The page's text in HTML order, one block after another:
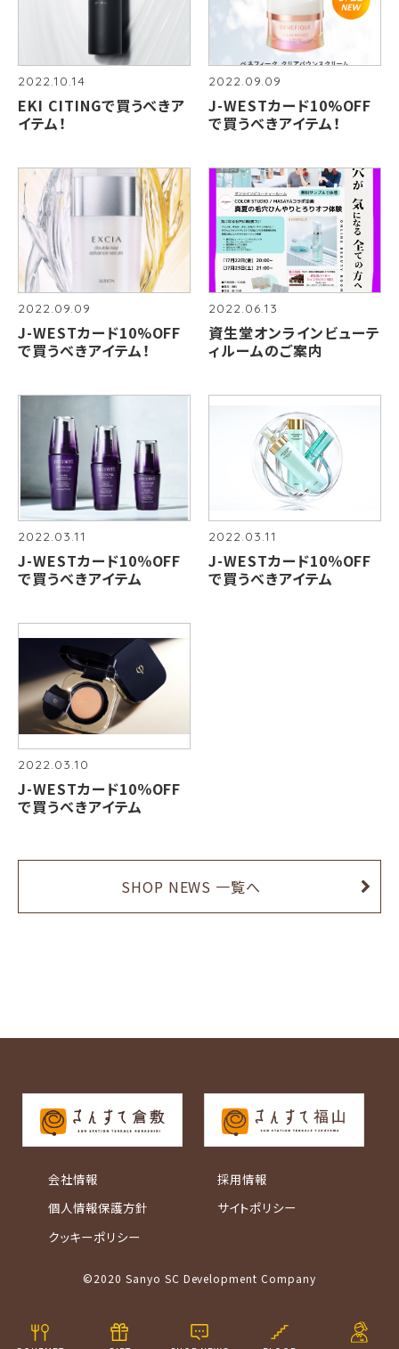
2022.10.14
EKI CITINGで買うべきア
イテム！
2022.09.09
J-WESTカード10%OFF
で買うべきアイテム！
2022.09.09
J-WESTカード10%OFF
で買うべきアイテム！
2022.06.13
資生堂オンラインビューテ
ィルームのご案内
2022.03.11
J-WESTカード10％OFF
で買うべきアイテム
2022.03.11
J-WESTカード10％OFF
で買うべきアイテム
2022.03.10
J-WESTカード10％OFF
で買うべきアイテム
SHOP NEWS 一覧へ
会社情報
個人情報保護方針
クッキーポリシー
採用情報
サイトポリシー
©2020 Sanyo SC Development Company